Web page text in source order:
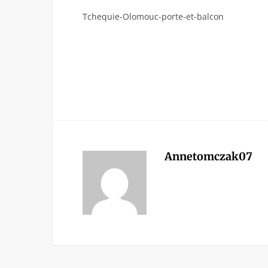
Tchequie-Olomouc-porte-et-balcon
Annetomczak07